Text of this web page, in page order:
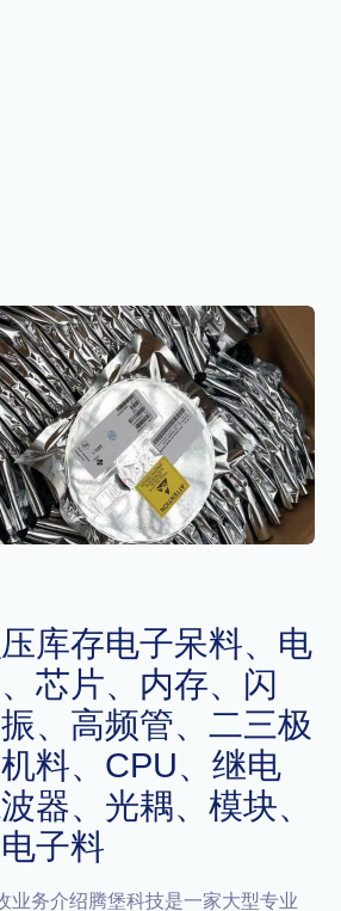
库存电子呆料、电
芯片、内存、闪
、高频管、二三极
料、CPU、继电
器、光耦、模块、
子料
业务介绍腾堡科技是一家大型专业